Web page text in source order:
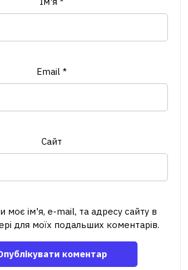
Email *
Сайт
моє ім'я, e-mail, та адресу сайту в
для моїх подальших коментарів.